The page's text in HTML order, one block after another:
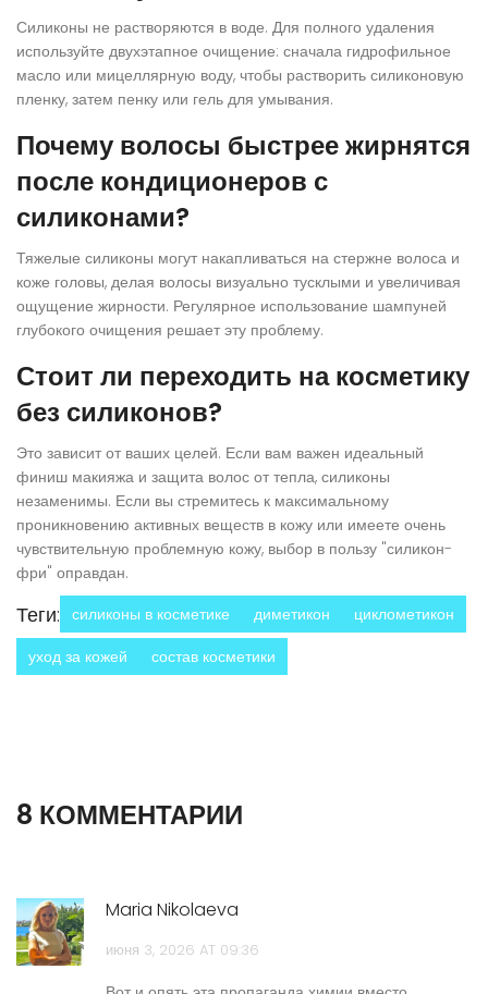
Силиконы не растворяются в воде. Для полного удаления
используйте двухэтапное очищение: сначала гидрофильное
масло или мицеллярную воду, чтобы растворить силиконовую
пленку, затем пенку или гель для умывания.
Почему волосы быстрее жирнятся
после кондиционеров с
силиконами?
Тяжелые силиконы могут накапливаться на стержне волоса и
коже головы, делая волосы визуально тусклыми и увеличивая
ощущение жирности. Регулярное использование шампуней
глубокого очищения решает эту проблему.
Стоит ли переходить на косметику
без силиконов?
Это зависит от ваших целей. Если вам важен идеальный
финиш макияжа и защита волос от тепла, силиконы
незаменимы. Если вы стремитесь к максимальному
проникновению активных веществ в кожу или имеете очень
чувствительную проблемную кожу, выбор в пользу "силикон-
фри" оправдан.
Теги: силиконы в косметике диметикон
циклометикон
уход за кожей
состав косметики
8 КОММЕНТАРИИ
Maria Nikolaeva
июня 3, 2026 AT 09:36